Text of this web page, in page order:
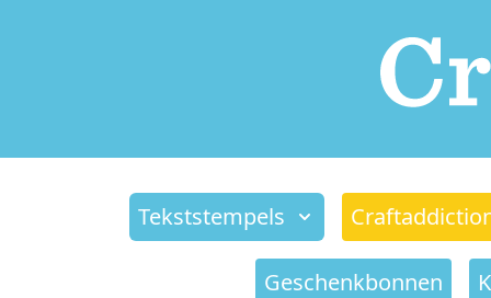
Tekststempels
Geschenkbonnen